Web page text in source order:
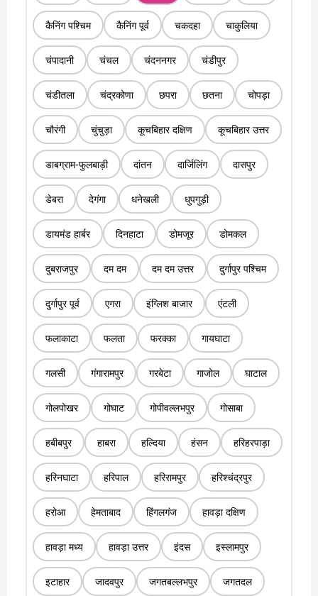
कैनिंग पश्चिम कैनिंग पूर्व चकदहा चाकुलिया
चंपादानी चंचल चंदननगर चंडीपुर
चंडीतला चंद्रकोणा छपरा छतना चोपड़ा
चौरंगी चुंचुड़ा कूचबिहार दक्षिण कूचबिहार उत्तर
डाबग्राम-फुलबाड़ी दांतन दार्जिलिंग दासपुर
डेबरा देगंगा धनेखली धुपगुड़ी
डायमंड हार्बर दिनहाटा डोमजूर डोमकल
दुबराजपुर दम दम दम दम उत्तर दुर्गापुर पश्चिम
दुर्गापुर पूर्व एगरा इंग्लिश बाजार एंटली
फलाकाटा फलता फरक्का गायघाटा
गलसी गंगारामपुर गरबेटा गाजोल घाटाल
गोलपोखर गोघाट गोपीवल्लभपुर गोसाबा
हबीबपुर हाबरा हल्दिया हंसन हरिहरपाड़ा
हरिनघाटा हरिपाल हरिरामपुर हरिश्चंद्रपुर
हरोआ हेमताबाद हिंगलगंज हावड़ा दक्षिण
हावड़ा मध्य हावड़ा उत्तर इंदस इस्लामपुर
इटाहार जादवपुर जगतबल्लभपुर जगतदल